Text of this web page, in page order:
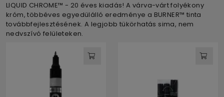
LIQUID CHROME™ - 20 éves kiadás! A várva-várt folyékony
króm, többéves egyedülálló eredménye a BURNER™ tinta
továbbfejlesztésének. A legjobb tükörhatás sima, nem
nedvszívó felületeken.